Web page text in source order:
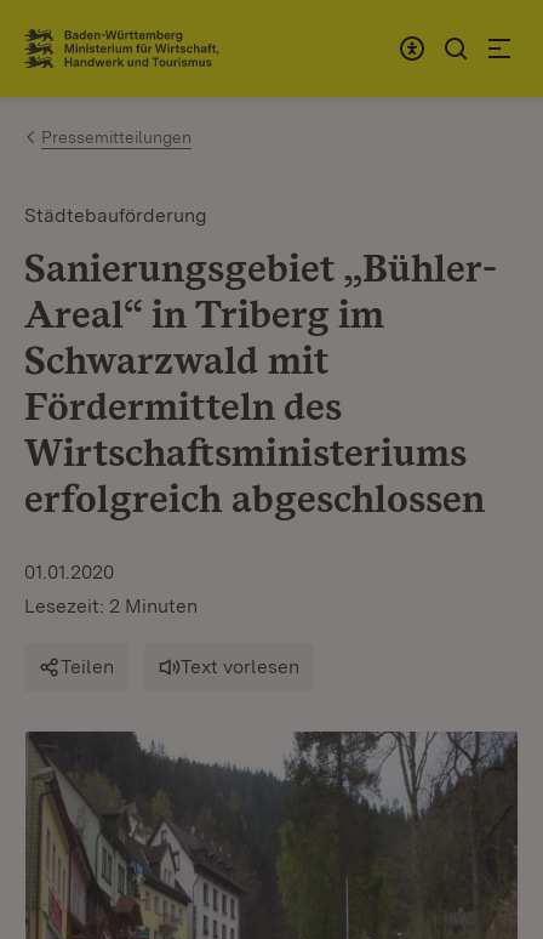
Zum Inhalt springen
Link zur Startseite
Pressemitteilungen
Städtebauförderung
Sanierungsgebiet „Bühler-
Areal“ in Triberg im
Schwarzwald mit
Fördermitteln des
Wirtschaftsministeriums
erfolgreich abgeschlossen
01.01.2020
Lesezeit: 2 Minuten
Teilen Text vorlesen